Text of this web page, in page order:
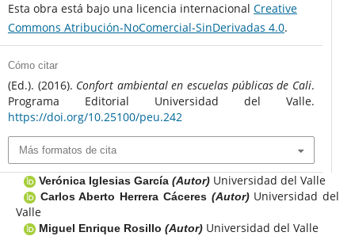
Esta obra está bajo una licencia internacional Creative
Commons Atribución-NoComercial-SinDerivadas 4.0.
Cómo citar
(Ed.). (2016). Confort ambiental en escuelas públicas de Cali.
Programa Editorial Universidad del Valle.
https://doi.org/10.25100/peu.242
Más formatos de cita
Verónica Iglesias García (Autor) Universidad del Valle
Carlos Aberto Herrera Cáceres (Autor) Universidad del
Valle
Miguel Enrique Rosillo (Autor) Universidad del Valle